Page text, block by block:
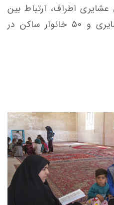
اطراف، ارتباط بین
۶ روستا و ۲۵۰ خانوار عشایری و ۵۰ خانوار ساکن در